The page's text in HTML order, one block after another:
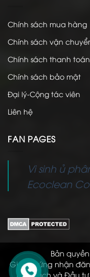
Chính sách mua hàng
Chính sách vận
Chính sách thanh toán
Chính sách bảo mật
Đại lý-Cộng tác viên
Liên hệ
FAN PAGES
Vi sinh ủ
Ecoclean
Bản
Giấy chứng nhận
Kế hoạch và Đầu